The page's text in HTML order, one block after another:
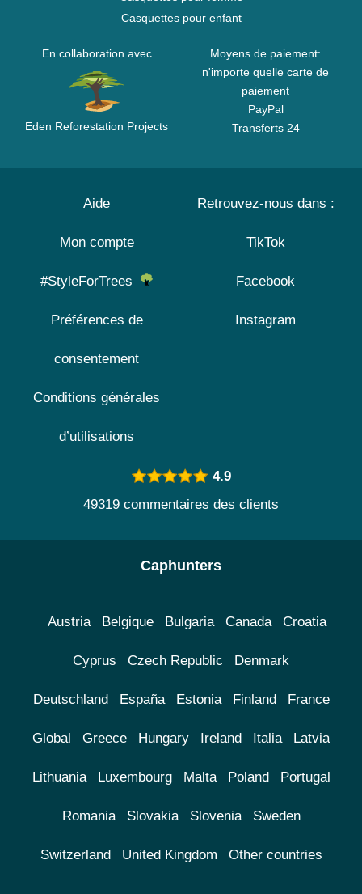
Casquettes pour enfant
En collaboration avec
Eden Reforestation Projects
Moyens de paiement:
n'importe quelle carte de
paiement
PayPal
Transferts 24
Aide
Mon compte
#StyleForTrees
Préférences de
consentement
Conditions générales
d’utilisations
Retrouvez-nous dans :
TikTok
Facebook
Instagram
4.9
49319 commentaires des clients
Caphunters
Austria Belgique Bulgaria Canada Croatia
Cyprus Czech Republic Denmark
Deutschland España Estonia Finland France
Global Greece Hungary Ireland Italia Latvia
Lithuania Luxembourg Malta Poland Portugal
Romania Slovakia Slovenia Sweden
Switzerland United Kingdom Other countries